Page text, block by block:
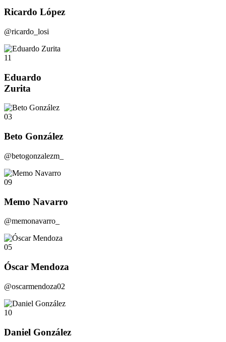
Ricardo López
@ricardo_losi
11
Eduardo
Zurita
03
Beto González
@betogonzalezm_
09
Memo Navarro
@memonavarro_
05
Óscar Mendoza
@oscarmendoza02
10
Daniel González